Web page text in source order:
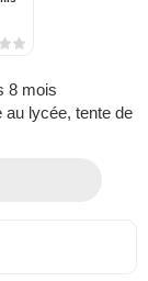
8 mois
au lycée, tente de